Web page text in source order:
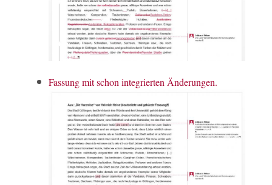
Fassung mit schon integrierten Änderungen.